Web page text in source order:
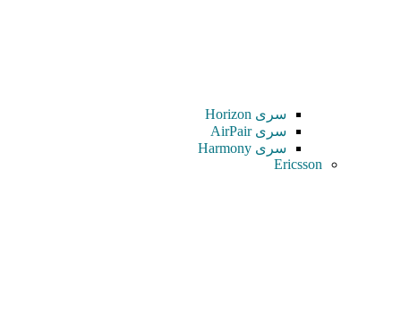
سری Horizon
سری AirPair
سری Harmony
Ericsson